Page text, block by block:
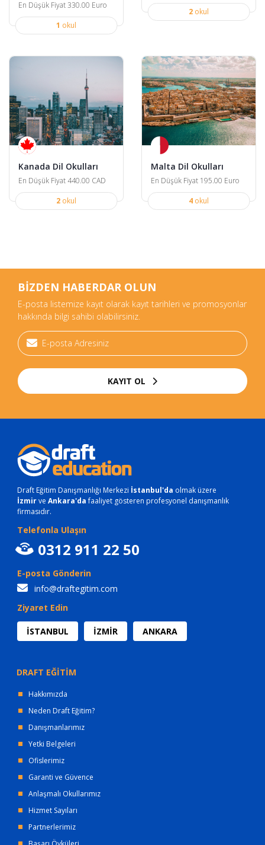
En Düşük Fiyat 330.00 Euro
1 okul
2okul
Kanada Dil Okulları
En Düşük Fiyat 440.00 CAD
2okul
Malta Dil Okulları
En Düşük Fiyat 195.00 Euro
4okul
BİZDEN HABERDAR OLUN
E-posta listemize kayıt olarak kayıt tarihleri ve promosyonlar
hakkında bilgi sahibi olabilirsiniz.
KAYIT OL
Draft Eğitim Danışmanlığı Merkezi İstanbul'da olmak üzere
İzmirve Ankara'dafaaliyet gösteren profesyonel danışmanlık
firmasıdır.
Telefonla Ulaşın
0312 911 22 50
E-posta Gönderin
info@draftegitim.com
Ziyaret Edin
İSTANBUL İZMİR ANKARA
DRAFT EĞİTİM
Hakkımızda
Neden Draft Eğitim?
Danışmanlarımız
Yetki Belgeleri
Ofislerimiz
Garanti ve Güvence
Anlaşmalı Okullarımız
Hizmet Sayıları
Partnerlerimiz